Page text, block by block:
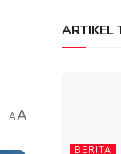
AA
ARTIKEL
BERITA